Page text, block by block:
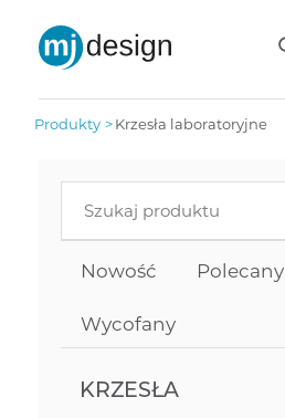
produkty krzesła laboratoryjne
Nowość Polecany
KRZESŁA
Wycofany